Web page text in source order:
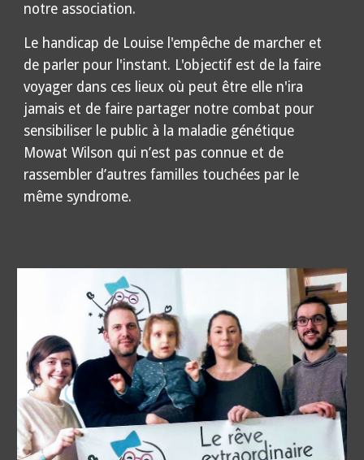
notre association.
Le handicap de Louise l'empêche de marcher et
de parler pour l'instant. L'objectif est de la faire
voyager dans ces lieux où peut être elle n'ira
jamais et de faire partager notre combat pour
sensibiliser le public à la maladie génétique
Mowat Wilson qui n’est pas connue et de
rassembler d’autres familles touchées par le
même syndrome.